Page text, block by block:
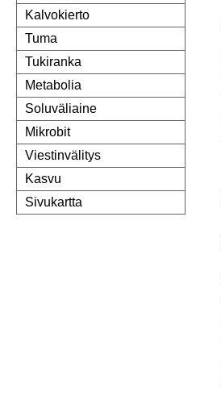
Kalvokierto
Tuma
Tukiranka
Metabolia
Soluväliaine
Mikrobit
Viestinvälitys
Kasvu
Sivukartta